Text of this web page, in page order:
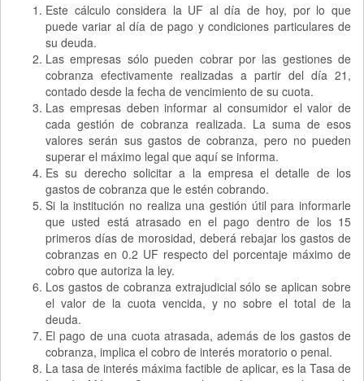
Este cálculo considera la UF al día de hoy, por lo que
puede variar al día de pago y condiciones particulares de
su deuda.
Las empresas sólo pueden cobrar por las gestiones de
cobranza efectivamente realizadas a partir del día 21,
contado desde la fecha de vencimiento de su cuota.
Las empresas deben informar al consumidor el valor de
cada gestión de cobranza realizada. La suma de esos
valores serán sus gastos de cobranza, pero no pueden
superar el máximo legal que aquí se informa.
Es su derecho solicitar a la empresa el detalle de los
gastos de cobranza que le estén cobrando.
Si la institución no realiza una gestión útil para informarle
que usted está atrasado en el pago dentro de los 15
primeros días de morosidad, deberá rebajar los gastos de
cobranzas en 0.2 UF respecto del porcentaje máximo de
cobro que autoriza la ley.
Los gastos de cobranza extrajudicial sólo se aplican sobre
el valor de la cuota vencida, y no sobre el total de la
deuda.
El pago de una cuota atrasada, además de los gastos de
cobranza, implica el cobro de interés moratorio o penal.
La tasa de interés máxima factible de aplicar, es la Tasa de